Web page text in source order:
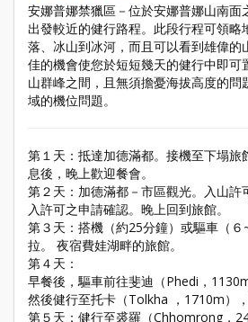
安娜普娜禁獵區－位於安娜普娜山南面
出發較近的健行路程。此段行程可領略
落、冰山到冰河，而且可以看到雄偉的
佳的機會使您於短短幾天的健行中即可
山群峰之間，且無須擔憂海拔高度的問
域的機位問題。
第１天：抵達加德滿都。接機至下塌旅
息後，晚上歡迎餐會。
第２天：加德滿都－市區觀光。入山許
入許可之申請確認。晚上回到旅館。
第３天：搭機（約25分鐘）或驅車（
拉。 夜宿費娃湖畔的旅館。
第４天：
早餐後，驅車前往斐迪（Phedi，
然後健行至托卡（Tolkha ，1710m）
第５天：健行至裘羅（Chhomrong，